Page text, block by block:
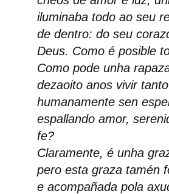
iluminaba todo ao seu
de dentro: do seu
Deus. Como é posible
Como pode unha
dezaoito anos vivir
humanamente sen
espallando amor,
fe?
Claramente, é unha
pero esta graza tamén
e acompañada pola